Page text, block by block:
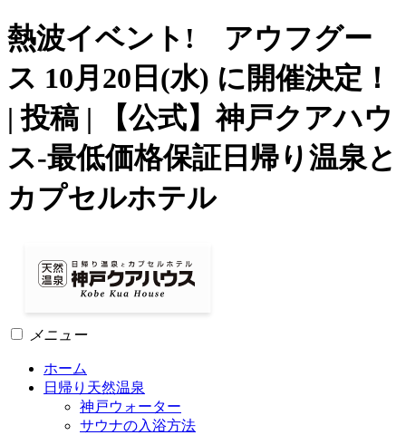
熱波イベント! アウフグー
ス 10月20日(水) に開催決定！
| 投稿 | 【公式】神戸クアハウ
ス-最低価格保証日帰り温泉と
カプセルホテル
メニュー
ホーム
日帰り天然温泉
神戸ウォーター
サウナの入浴方法